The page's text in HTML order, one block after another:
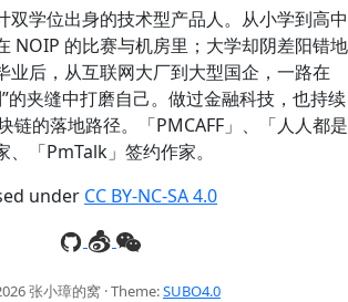
双学位出身的技术型产品人。从小学到高中
NOIP 的比赛与机房里；大学却阴差阳错地
业后，从互联网大厂到大型国企，一路在
的夹缝中打磨自己。做过金融科技，也持续
链的落地路径。「PMCAFF」、「人人都是
「PmTalk」签约作家。
under CC BY-NC-SA 4.0
张小璋的窝 · Theme:SUBO4.0